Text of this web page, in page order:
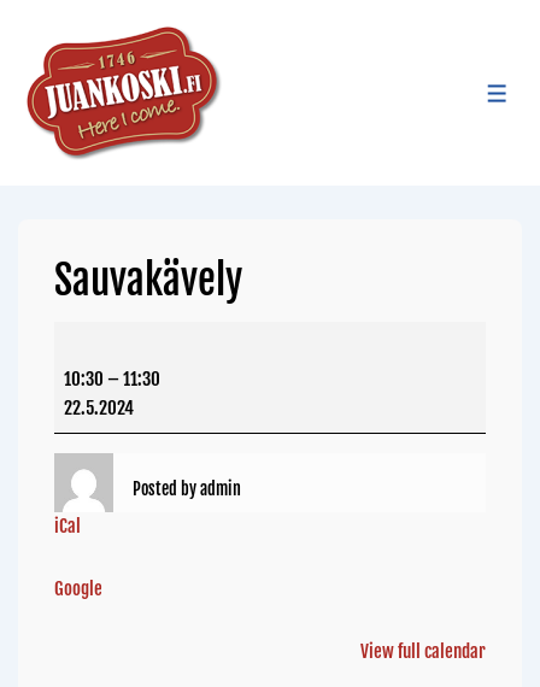
Sauvakävely
10:30 –11:30
22.5.2024
Posted byadmin
iCal
Google
View full calendar